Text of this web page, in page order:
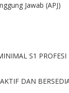
Jawab (APJ)
S1 PROFESI
DAN